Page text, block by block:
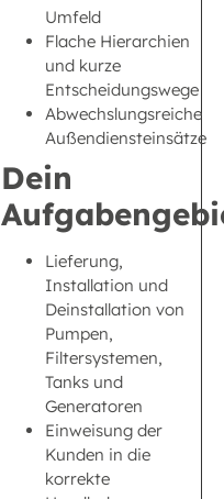
Umfeld
Flache Hierarchien
und kurze
Entscheidungswege
Abwechslungsreiche
Außendiensteinsätze
Dein
Lieferung,
Installation und
Deinstallation von
Pumpen,
Filtersystemen,
Tanks und
Generatoren
Einweisung der
Kunden in die
korrekte